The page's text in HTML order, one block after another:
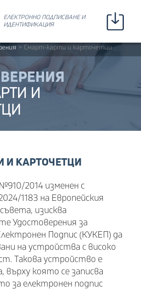
ЕЛЕКТРОННО ПОДПИСВАНЕ И
ИДЕНТИФИКАЦИЯ
ЕЛЕКТРОННО ПОДПИСВАНЕ И
ИДЕНТИФИКАЦИЯ
> Смарт-карти и карточетци
И
И КАРТОЧЕТЦИ
2014 изменен с
1183 на Европейския
изисква
Удостоверения за
Подпис (КУКЕП) да
на устройства с високо
Такова устройство е
която се записва
за електронен подпис